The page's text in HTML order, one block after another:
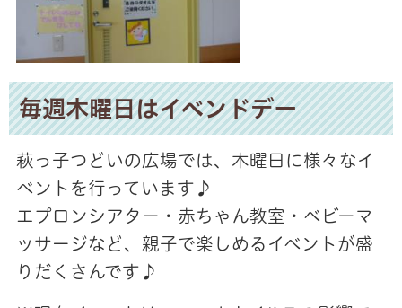
毎週木曜日はイベンドデー
萩っ子つどいの広場では、木曜日に様々なイ
ベントを行っています♪
エプロンシアター・赤ちゃん教室・ベビーマ
ッサージなど、親子で楽しめるイベントが盛
りだくさんです♪